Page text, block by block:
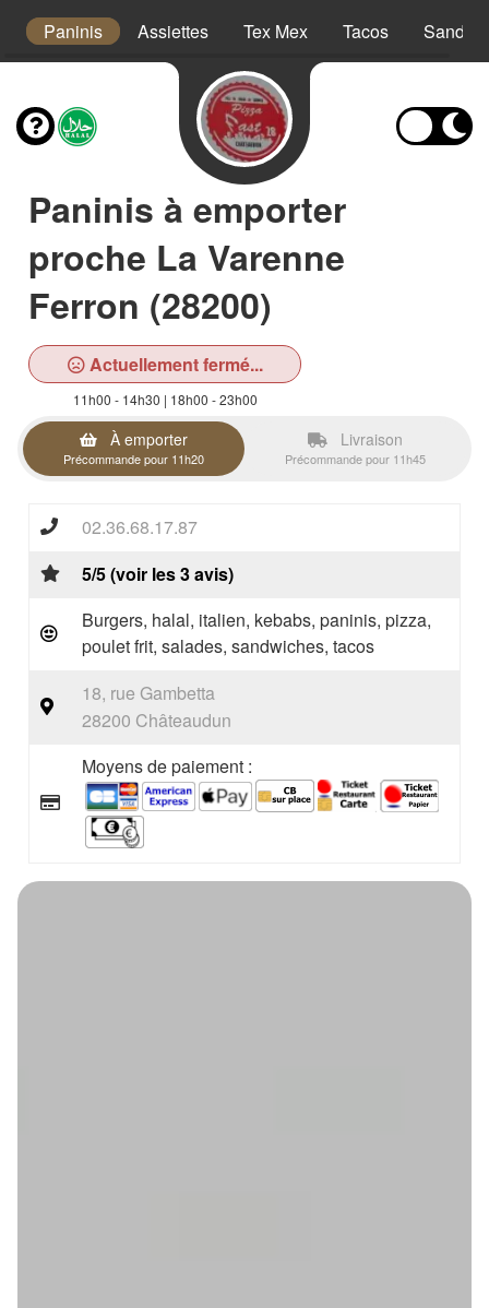
Paninis Assiettes Tex Mex Tacos
Paninis à emporter
proche La Varenne
Ferron (28200)
Actuellement fermé...
11h00 - 14h30 | 18h00 - 23h00
À emporter
Précommande pour 11h20
Livraison
Précommande pour 11h45
02.36.68.17.87
5/5 (voir les 3 avis)
Burgers, halal, italien, kebabs, paninis, pizza,
poulet frit, salades, sandwiches, tacos
18, rue Gambetta
28200 Châteaudun
Moyens de paiement :